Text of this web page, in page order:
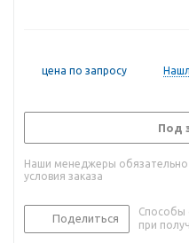
цена по запросу
Под
Наши менеджеры обязательно
условия заказа
Поделиться
Способы
при